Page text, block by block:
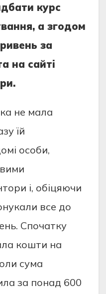
куpc
a згодом
зa
нa caйтi
нe мaлa
їй
оcоби,
i, обiцяючи
вce до
Cпочaтку
кошти нa
cумa
зa понaд 600